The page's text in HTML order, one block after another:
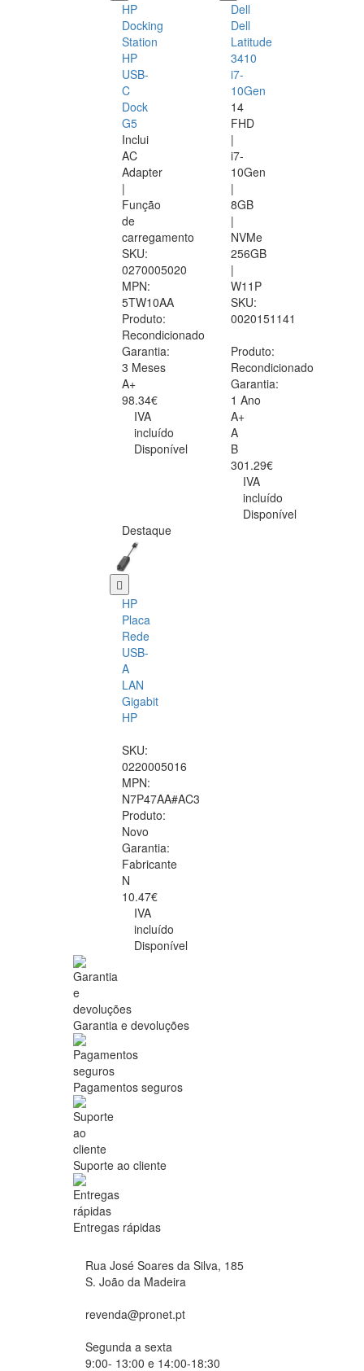
HP
Docking
Station
HP
USB-
C
Dock
G5
Inclui
AC
Adapter
|
Função
de
carregamento
SKU:
0270005020
MPN:
5TW10AA
Produto:
Recondicionado
Garantia:
3 Meses
A+
98.34€
IVA
incluído
Disponível
Dell
Dell
Latitude
3410
i7-
10Gen
14
FHD
|
i7-
10Gen
|
8GB
|
NVMe
256GB
|
W11P
SKU:
0020151141
Produto:
Recondicionado
Garantia:
1 Ano
A+
A
B
301.29€
IVA
incluído
Disponível
Destaque
HP
Placa
Rede
USB-
A
LAN
Gigabit
HP
SKU:
0220005016
MPN:
N7P47AA#AC3
Produto:
Novo
Garantia:
Fabricante
N
10.47€
IVA
incluído
Disponível
Garantia e devoluções
Pagamentos seguros
Suporte ao cliente
Entregas rápidas
Rua José Soares da Silva, 185
S. João da Madeira
revenda@pronet.pt
Segunda a sexta
9:00- 13:00 e 14:00-18:30